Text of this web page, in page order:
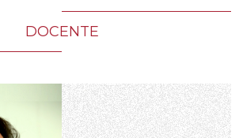
DOCENTE